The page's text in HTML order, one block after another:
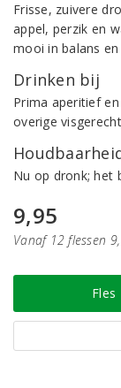
Frisse, zuivere
appel, perzik en
mooi in balans
Drinken bij
Prima aperitief
overige
Nu op dronk; het
9,95
Vanaf 12 flessen
Fles